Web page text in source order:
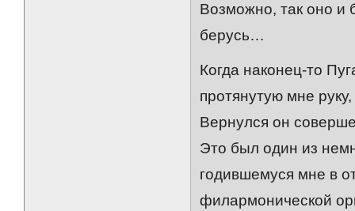
Возможно, так оно и
берусь…
Когда наконец-то
протянутую мне
Вернулся он
Это был один из
годившемуся мне в
филармонической